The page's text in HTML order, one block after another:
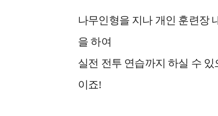
나무인형을 지나 개인 훈련장
을 하여
실전 전투 연습까지 하실 수
이죠!